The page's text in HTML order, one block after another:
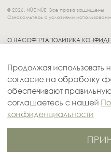
© 2026. NÚE NÚE. Все права защищены.
Ознакомьтесь с условиями
О НАСОФЕРТАПОЛИТИКА
ДОСТАВКА
КОНТАКТЫ
ОПЛАТА
Продолжая использовать
согласие на обработку
обеспечивают
соглашаетесь с нашей
конфиденциальности